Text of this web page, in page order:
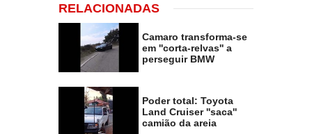
RELACIONADAS
Camaro transforma-se
em ''corta-relvas'' a
perseguir BMW
Poder total: Toyota
Land Cruiser ''saca''
camião da areia